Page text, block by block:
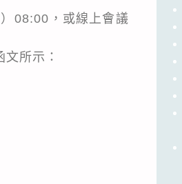
08:00，或線上會議
所示：